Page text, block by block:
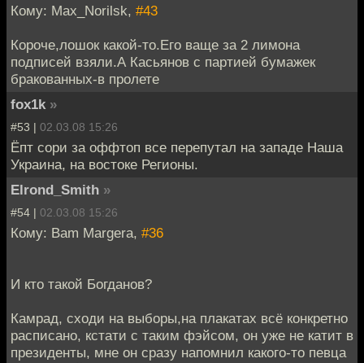
Кому: Max_Norilsk, #43
Короче,лошок какой-то.Его ваще за 2 лимона
подписей взяли.А Касьянов с партией бумажек
бракованных-в пролете
fox1k »
#53 | 02.03.08 15:26
Ёпт сори за оффтоп все перепутал на западе Наша
Украина, на востоке Регионы.
Elrond_Smith »
#54 | 02.03.08 15:26
Кому: Bam Margera, #36
И кто такой Богданов?
Камрад, сходи на выборы,на плакатах всё конкретно
расписано, кстати с таким фэйсом, он уже не катит в
президенты, мне он сразу напомнил какого-то певца